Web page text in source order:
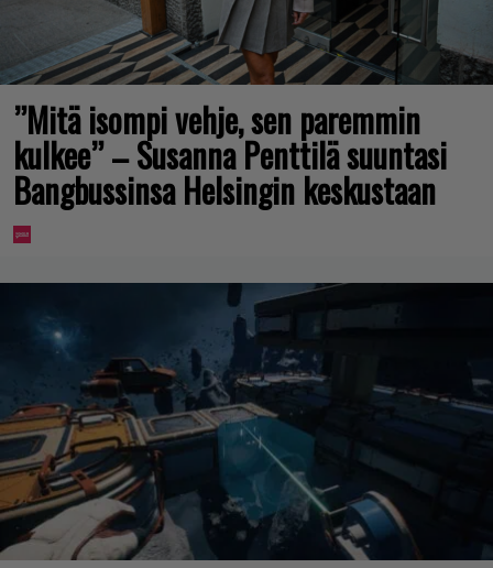
”Mitä isompi vehje, sen paremmin
kulkee” – Susanna Penttilä suuntasi
Bangbussinsa Helsingin keskustaan